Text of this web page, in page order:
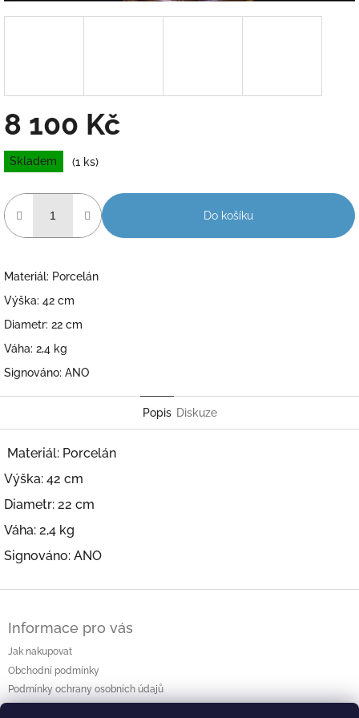
8 100 Kč
Měrná
cena:
Skladem (1 ks)
Do košíku
Materiál: Porcelán
Výška: 42 cm
Diametr: 22 cm
Váha: 2,4 kg
Signováno: ANO
Popis Diskuze
Materiál: Porcelán
Výška: 42 cm
Diametr: 22 cm
Váha: 2,4 kg
Signováno: ANO
Informace pro vás
Jak nakupovat
Obchodní podmínky
Podmínky ochrany osobních údajů